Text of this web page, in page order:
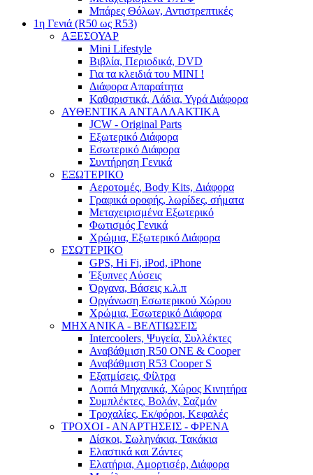
Μπάρες Θόλων, Αντιστρεπτικές
1η Γενιά (R50 ως R53)
ΑΞΕΣΟΥΑΡ
Mini Lifestyle
Βιβλία, Περιοδικά, DVD
Για τα κλειδιά του MINI !
Διάφορα Απαραίτητα
Καθαριστικά, Λάδια, Υγρά Διάφορα
ΑΥΘΕΝΤΙΚΑ ΑΝΤΑΛΛΑΚΤΙΚΑ
JCW - Original Parts
Εξωτερικό Διάφορα
Εσωτερικό Διάφορα
Συντήρηση Γενικά
ΕΞΩΤΕΡΙΚΟ
Αεροτομές, Body Kits, Διάφορα
Γραφικά οροφής, λωρίδες, σήματα
Μεταχειρισμένα Εξωτερικό
Φωτισμός Γενικά
Χρώμια, Εξωτερικό Διάφορα
ΕΣΩΤΕΡΙΚΟ
GPS, Hi Fi, iPod, iPhone
Έξυπνες Λύσεις
Όργανα, Βάσεις κ.λ.π
Οργάνωση Εσωτερικού Χώρου
Χρώμια, Εσωτερικό Διάφορα
ΜΗΧΑΝΙΚΑ - ΒΕΛΤΙΩΣΕΙΣ
Intercoolers, Ψυγεία, Συλλέκτες
Αναβάθμιση R50 ONE & Cooper
Αναβάθμιση R53 Cooper S
Εξατμίσεις, Φίλτρα
Λοιπά Μηχανικά, Χώρος Κινητήρα
Συμπλέκτες, Βολάν, Σαζμάν
Τροχαλίες, Εκ/φόροι, Κεφαλές
ΤΡΟΧΟΙ - ΑΝΑΡΤΗΣΕΙΣ - ΦΡΕΝΑ
Δίσκοι, Σωληνάκια, Τακάκια
Ελαστικά και Ζάντες
Ελατήρια, Αμορτισέρ, Διάφορα